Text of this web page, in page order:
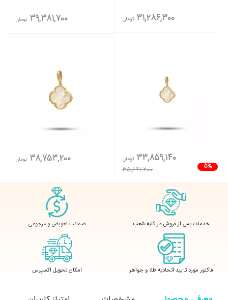
31,286,300 تومان 39,381,700 تومان
5%
33,859,140 تومان
35,641,200
38,753,200 تومان
خدمات پس از فروش در کلیه شعب ضمانت تعویض و مرجوعی
فاکتور مورد تایید اتحادیه طلا و جواهر امکان تحویل اکسپرس